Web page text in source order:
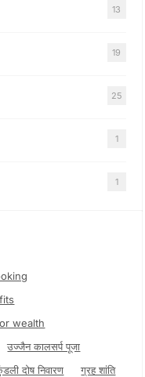
13
19
25
1
1
wealth
उज्जैन कालसर्प पूजा
दोष निवारण
ग्रह शांति